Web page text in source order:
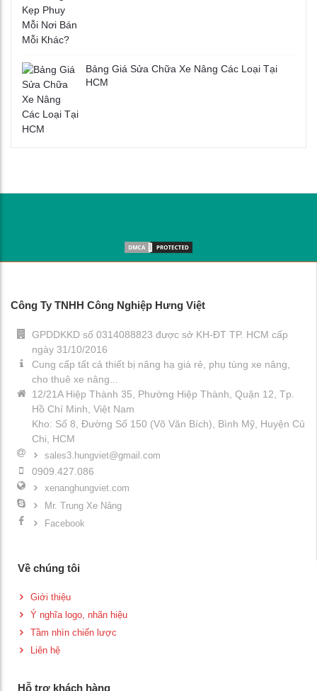
Bảng Giá Sửa Chữa Xe Nâng Các Loại Tại
HCM
Công Ty TNHH Công Nghiệp Hưng Việt
GPDDKKD số 0314088823 được sở KH-ĐT TP. HCM cấp
ngày 31/10/2016
Cung cấp tất cả thiết bị nâng hạ giá rẻ, phụ tùng xe nâng,
cho thuê xe nâng...
12/21A Hiệp Thành 35, Phường Hiệp Thành, Quận 12, Tp.
Hồ Chí Minh, Việt Nam
Kho: Số 8, Đường Số 150 (Võ Văn Bích), Bình Mỹ, Huyện Củ
Chi, HCM
sales3.hungviet@gmail.com
0909.427.086
xenanghungviet.com
Mr. Trung Xe Nâng
Facebook
Về chúng tôi
Giới thiệu
Ý nghĩa logo, nhãn hiệu
Tầm nhìn chiến lược
Liên hệ
Hỗ trợ khách hàng